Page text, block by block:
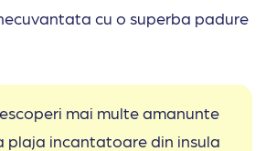
cu o superba padure
mai multe amanunte
plaja incantatoare din insula